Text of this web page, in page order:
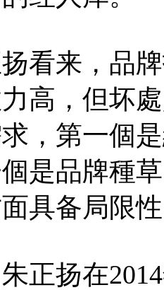
看来，品
高，但坏
，第一個
是品牌種
具备局限
正扬在